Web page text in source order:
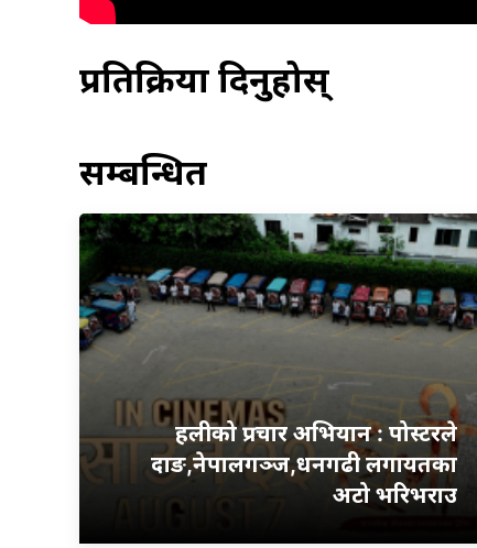
प्रतिक्रिया दिनुहोस्
सम्बन्धित
हलीको प्रचार अभियान : पोस्टरले
दाङ,नेपालगञ्ज,धनगढी लगायतका
अटो भरिभराउ